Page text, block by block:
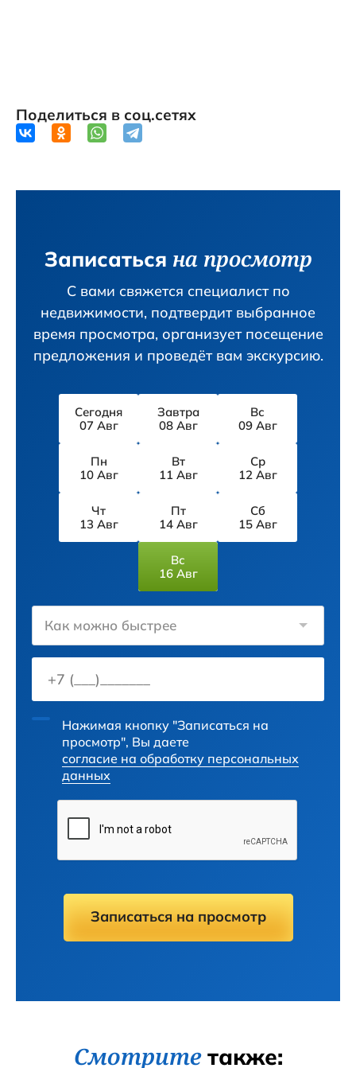
Поделиться в соц.сетях
Записаться на просмотр
С вами свяжется специалист по
недвижимости, подтвердит вы­бранное
время просмотра, организует посещение
предложения и проведёт вам экскурсию.
Сегодня
07 Авг
Завтра
08 Авг
Вс
09 Авг
Пн
10 Авг
Вт
11 Авг
Ср
12 Авг
Чт
13 Авг
Пт
14 Авг
Сб
15 Авг
Вс
16 Авг
Как можно быстрее
Нажимая кнопку "Записаться на
просмотр", Вы даете
согласие на обработку персональных
данных
Записаться на просмотр
Смотритетакже: